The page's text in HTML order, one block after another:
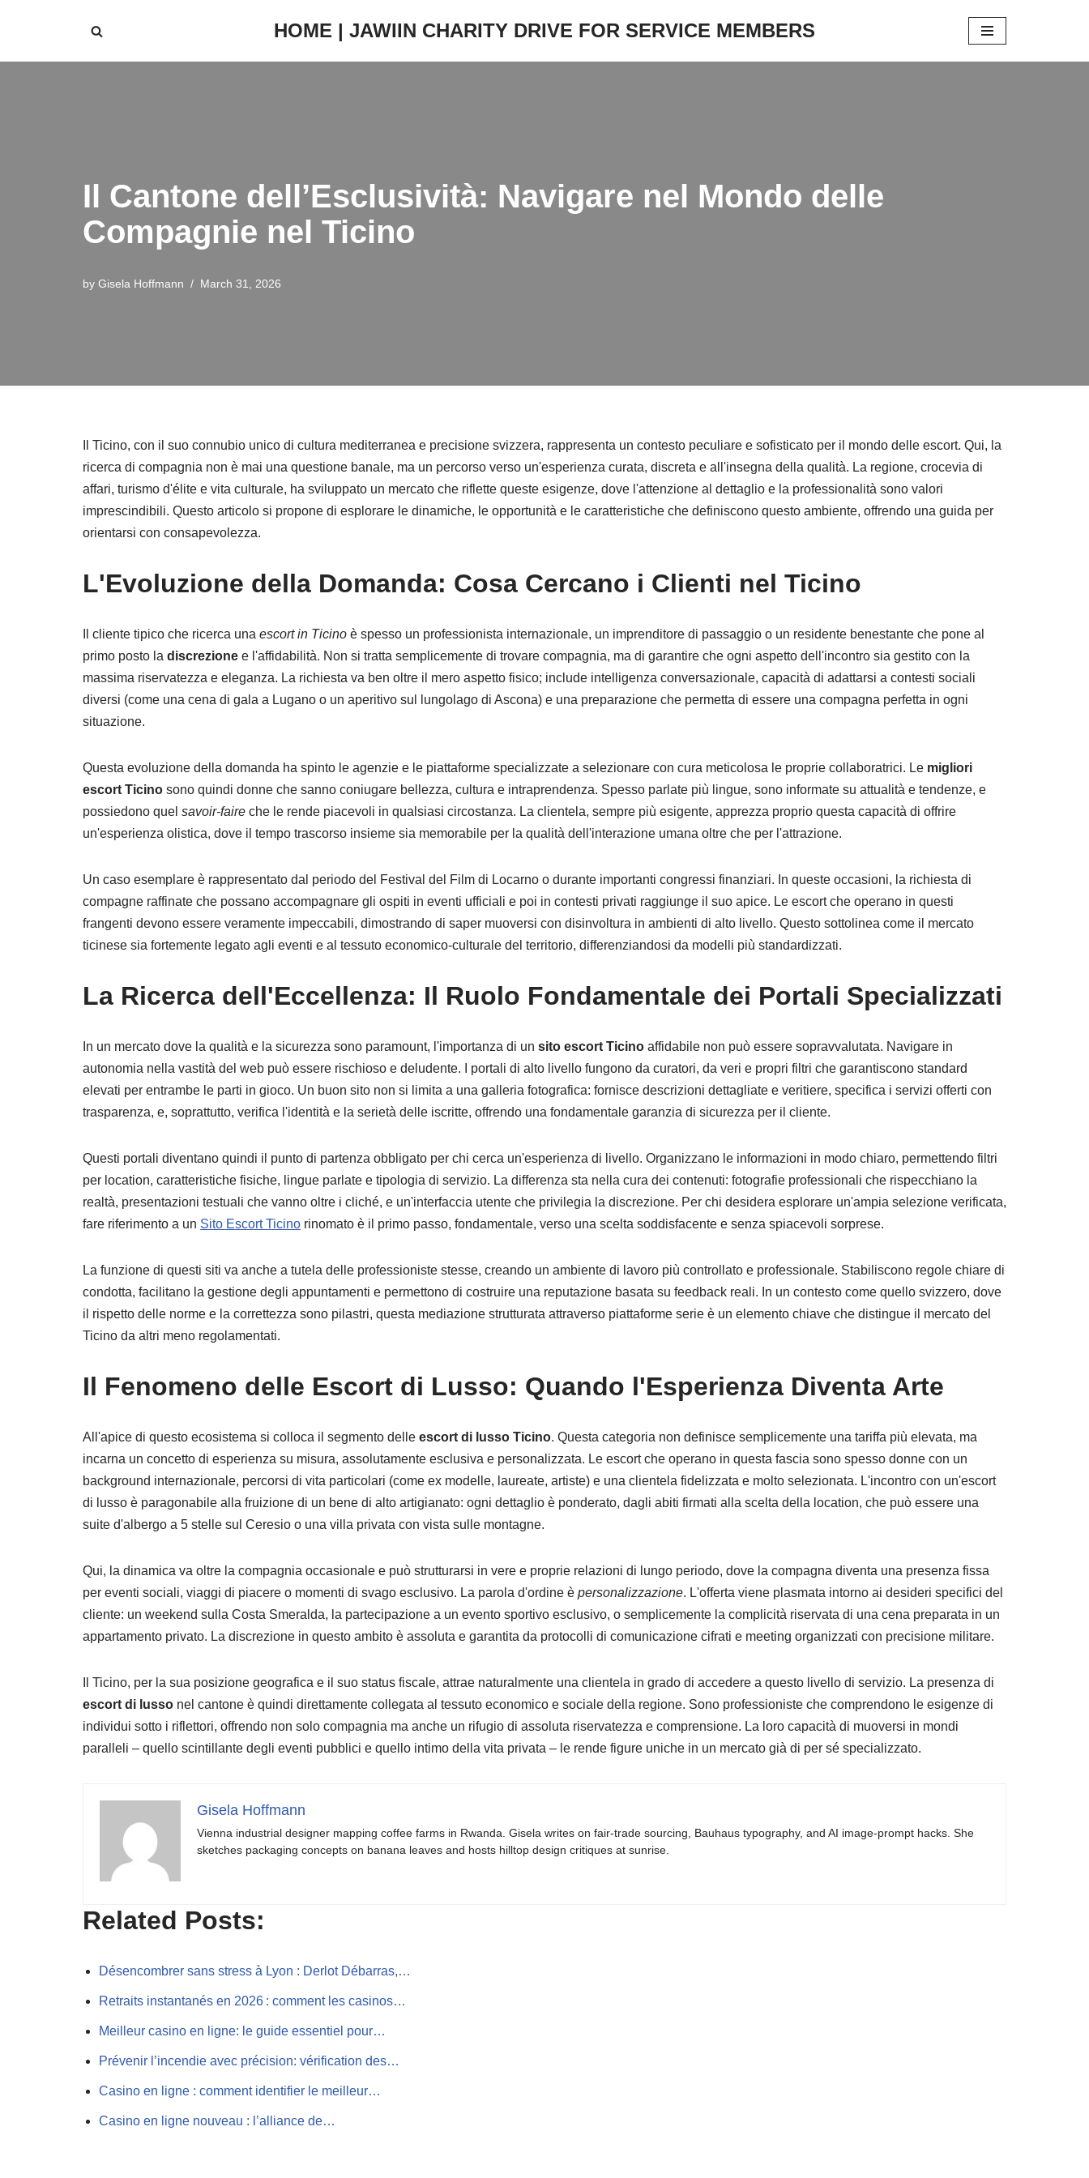
HOME | JAWIIN CHARITY DRIVE FOR SERVICE MEMBERS
Il Cantone dell’Esclusività: Navigare nel Mondo delle
Compagnie nel Ticino
by Gisela Hoffmann March 31, 2026
Il Ticino, con il suo connubio unico di cultura mediterranea e precisione svizzera, rappresenta un contesto peculiare e sofisticato per il mondo delle escort. Qui, la
ricerca di compagnia non è mai una questione banale, ma un percorso verso un'esperienza curata, discreta e all'insegna della qualità. La regione, crocevia di
affari, turismo d'élite e vita culturale, ha sviluppato un mercato che riflette queste esigenze, dove l'attenzione al dettaglio e la professionalità sono valori
imprescindibili. Questo articolo si propone di esplorare le dinamiche, le opportunità e le caratteristiche che definiscono questo ambiente, offrendo una guida per
orientarsi con consapevolezza.
L'Evoluzione della Domanda: Cosa Cercano i Clienti nel Ticino
Il cliente tipico che ricerca una escort in Ticino è spesso un professionista internazionale, un imprenditore di passaggio o un residente benestante che pone al
primo posto la discrezione e l'affidabilità. Non si tratta semplicemente di trovare compagnia, ma di garantire che ogni aspetto dell'incontro sia gestito con la
massima riservatezza e eleganza. La richiesta va ben oltre il mero aspetto fisico; include intelligenza conversazionale, capacità di adattarsi a contesti sociali
diversi (come una cena di gala a Lugano o un aperitivo sul lungolago di Ascona) e una preparazione che permetta di essere una compagna perfetta in ogni
situazione.
Questa evoluzione della domanda ha spinto le agenzie e le piattaforme specializzate a selezionare con cura meticolosa le proprie collaboratrici. Le migliori
escort Ticino sono quindi donne che sanno coniugare bellezza, cultura e intraprendenza. Spesso parlate più lingue, sono informate su attualità e tendenze, e
possiedono quel savoir-faire che le rende piacevoli in qualsiasi circostanza. La clientela, sempre più esigente, apprezza proprio questa capacità di offrire
un'esperienza olistica, dove il tempo trascorso insieme sia memorabile per la qualità dell'interazione umana oltre che per l'attrazione.
Un caso esemplare è rappresentato dal periodo del Festival del Film di Locarno o durante importanti congressi finanziari. In queste occasioni, la richiesta di
compagne raffinate che possano accompagnare gli ospiti in eventi ufficiali e poi in contesti privati raggiunge il suo apice. Le escort che operano in questi
frangenti devono essere veramente impeccabili, dimostrando di saper muoversi con disinvoltura in ambienti di alto livello. Questo sottolinea come il mercato
ticinese sia fortemente legato agli eventi e al tessuto economico-culturale del territorio, differenziandosi da modelli più standardizzati.
La Ricerca dell'Eccellenza: Il Ruolo Fondamentale dei Portali Specializzati
In un mercato dove la qualità e la sicurezza sono paramount, l'importanza di un sito escort Ticino affidabile non può essere sopravvalutata. Navigare in
autonomia nella vastità del web può essere rischioso e deludente. I portali di alto livello fungono da curatori, da veri e propri filtri che garantiscono standard
elevati per entrambe le parti in gioco. Un buon sito non si limita a una galleria fotografica: fornisce descrizioni dettagliate e veritiere, specifica i servizi offerti con
trasparenza, e, soprattutto, verifica l'identità e la serietà delle iscritte, offrendo una fondamentale garanzia di sicurezza per il cliente.
Questi portali diventano quindi il punto di partenza obbligato per chi cerca un'esperienza di livello. Organizzano le informazioni in modo chiaro, permettendo filtri
per location, caratteristiche fisiche, lingue parlate e tipologia di servizio. La differenza sta nella cura dei contenuti: fotografie professionali che rispecchiano la
realtà, presentazioni testuali che vanno oltre i cliché, e un'interfaccia utente che privilegia la discrezione. Per chi desidera esplorare un'ampia selezione verificata,
fare riferimento a un Sito Escort Ticino rinomato è il primo passo, fondamentale, verso una scelta soddisfacente e senza spiacevoli sorprese.
La funzione di questi siti va anche a tutela delle professioniste stesse, creando un ambiente di lavoro più controllato e professionale. Stabiliscono regole chiare di
condotta, facilitano la gestione degli appuntamenti e permettono di costruire una reputazione basata su feedback reali. In un contesto come quello svizzero, dove
il rispetto delle norme e la correttezza sono pilastri, questa mediazione strutturata attraverso piattaforme serie è un elemento chiave che distingue il mercato del
Ticino da altri meno regolamentati.
Il Fenomeno delle Escort di Lusso: Quando l'Esperienza Diventa Arte
All'apice di questo ecosistema si colloca il segmento delle escort di lusso Ticino. Questa categoria non definisce semplicemente una tariffa più elevata, ma
incarna un concetto di esperienza su misura, assolutamente esclusiva e personalizzata. Le escort che operano in questa fascia sono spesso donne con un
background internazionale, percorsi di vita particolari (come ex modelle, laureate, artiste) e una clientela fidelizzata e molto selezionata. L'incontro con un'escort
di lusso è paragonabile alla fruizione di un bene di alto artigianato: ogni dettaglio è ponderato, dagli abiti firmati alla scelta della location, che può essere una
suite d'albergo a 5 stelle sul Ceresio o una villa privata con vista sulle montagne.
Qui, la dinamica va oltre la compagnia occasionale e può strutturarsi in vere e proprie relazioni di lungo periodo, dove la compagna diventa una presenza fissa
per eventi sociali, viaggi di piacere o momenti di svago esclusivo. La parola d'ordine è personalizzazione. L'offerta viene plasmata intorno ai desideri specifici del
cliente: un weekend sulla Costa Smeralda, la partecipazione a un evento sportivo esclusivo, o semplicemente la complicità riservata di una cena preparata in un
appartamento privato. La discrezione in questo ambito è assoluta e garantita da protocolli di comunicazione cifrati e meeting organizzati con precisione militare.
Il Ticino, per la sua posizione geografica e il suo status fiscale, attrae naturalmente una clientela in grado di accedere a questo livello di servizio. La presenza di
escort di lusso nel cantone è quindi direttamente collegata al tessuto economico e sociale della regione. Sono professioniste che comprendono le esigenze di
individui sotto i riflettori, offrendo non solo compagnia ma anche un rifugio di assoluta riservatezza e comprensione. La loro capacità di muoversi in mondi
paralleli – quello scintillante degli eventi pubblici e quello intimo della vita privata – le rende figure uniche in un mercato già di per sé specializzato.
Gisela Hoffmann
Vienna industrial designer mapping coffee farms in Rwanda. Gisela writes on fair-trade sourcing, Bauhaus typography, and AI image-prompt hacks. She
sketches packaging concepts on banana leaves and hosts hilltop design critiques at sunrise.
Related Posts:
Désencombrer sans stress à Lyon : Derlot Débarras,…
Retraits instantanés en 2026 : comment les casinos…
Meilleur casino en ligne: le guide essentiel pour…
Prévenir l’incendie avec précision: vérification des…
Casino en ligne : comment identifier le meilleur…
Casino en ligne nouveau : l’alliance de…